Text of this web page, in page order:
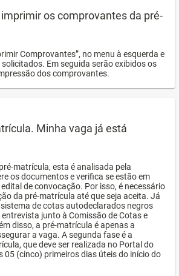
os comprovantes da pré-
Comprovantes”, no menu à esquerda e
Em seguida serão exibidos os
dos comprovantes.
Minha vaga já está
matrícula, esta é analisada pela
os documentos e verifica se estão em
de convocação. Por isso, é necessário
da pré-matrícula até que seja aceita. Já
de cotas autodeclarados negros
junto à Comissão de Cotas e
disso, a pré-matrícula é apenas a
a vaga. A segunda fase é a
que deve ser realizada no Portal do
05 (cinco) primeiros dias úteis do início do